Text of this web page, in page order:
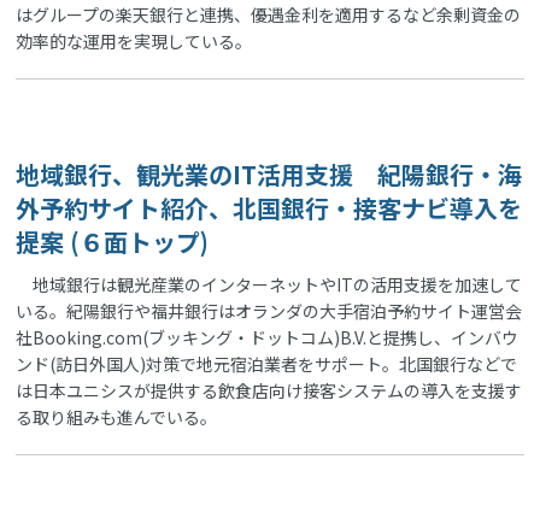
はグループの楽天銀行と連携、優遇金利を適用するなど余剰資金の
効率的な運用を実現している。
地域銀行、観光業のIT活用支援 紀陽銀行・海
外予約サイト紹介、北国銀行・接客ナビ導入を
提案 (６面トップ)
地域銀行は観光産業のインターネットやITの活用支援を加速して
いる。紀陽銀行や福井銀行はオランダの大手宿泊予約サイト運営会
社Booking.com(ブッキング・ドットコム)B.V.と提携し、インバウ
ンド(訪日外国人)対策で地元宿泊業者をサポート。北国銀行などで
は日本ユニシスが提供する飲食店向け接客システムの導入を支援す
る取り組みも進んでいる。